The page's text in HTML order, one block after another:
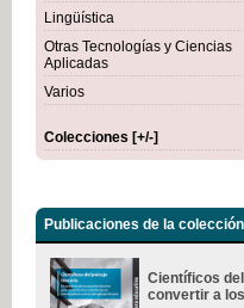
Lingüística
Otras Tecnologías y Ciencias
Aplicadas
Varios
Colecciones [+/-]
Publicaciones de la colección
Científicos
convertir a